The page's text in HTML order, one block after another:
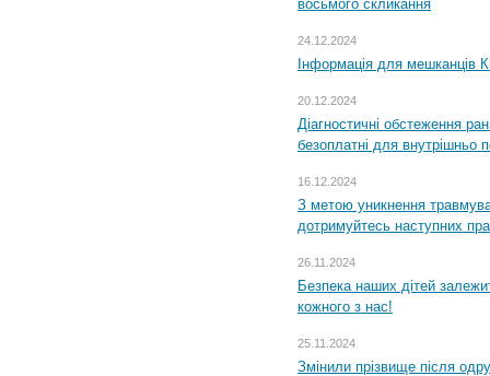
восьмого скликання
24.12.2024
Інформація для мешканців
20.12.2024
Діагностичні обстеження
безоплатні для внутрішньо
16.12.2024
З метою уникнення
дотримуйтесь наступних
26.11.2024
Безпека наших дітей
кожного з нас!
25.11.2024
Змінили прізвище після